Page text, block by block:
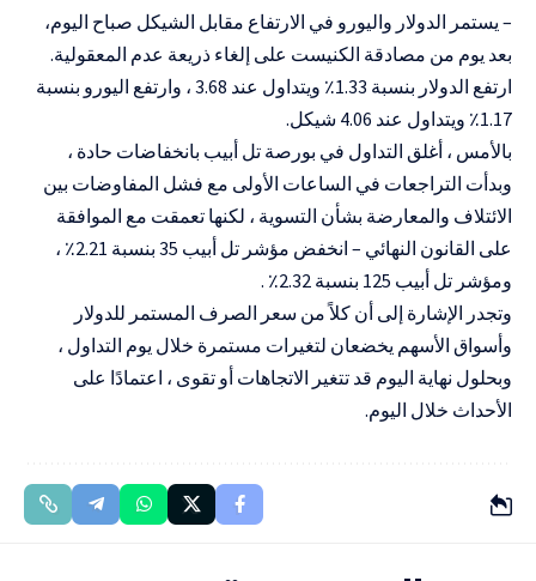
– يستمر الدولار واليورو في الارتفاع مقابل الشيكل صباح اليوم،
بعد يوم من مصادقة الكنيست على إلغاء ذريعة عدم المعقولية.
ارتفع الدولار بنسبة 1.33٪ ويتداول عند 3.68 ، وارتفع اليورو بنسبة
1.17٪ ويتداول عند 4.06 شيكل.
بالأمس ، أغلق التداول في بورصة تل أبيب بانخفاضات حادة ،
وبدأت التراجعات في الساعات الأولى مع فشل المفاوضات بين
الائتلاف والمعارضة بشأن التسوية ، لكنها تعمقت مع الموافقة
على القانون النهائي – انخفض مؤشر تل أبيب 35 بنسبة 2.21٪ ،
ومؤشر تل أبيب 125 بنسبة 2.32٪ .
وتجدر الإشارة إلى أن كلاً من سعر الصرف المستمر للدولار
وأسواق الأسهم يخضعان لتغيرات مستمرة خلال يوم التداول ،
وبحلول نهاية اليوم قد تتغير الاتجاهات أو تقوى ، اعتمادًا على
الأحداث خلال اليوم.